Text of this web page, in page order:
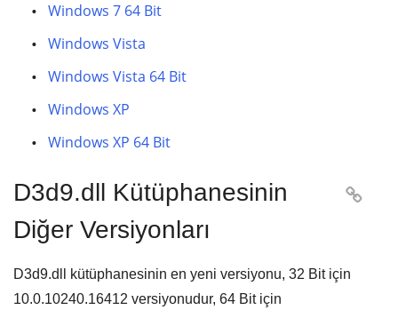
Windows 7 64 Bit
Windows Vista
Windows Vista 64 Bit
Windows XP
Windows XP 64 Bit
D3d9.dll Kütüphanesinin
Diğer Versiyonları

D3d9.dll kütüphanesinin en yeni versiyonu, 32 Bitiçin
10.0.10240.16412 versiyonudur, 64 Bitiçin